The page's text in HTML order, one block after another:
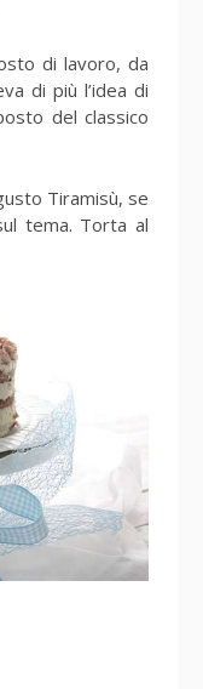
di lavoro, da
di più l’idea di
del classico
Tiramisù, se
tema. Torta al